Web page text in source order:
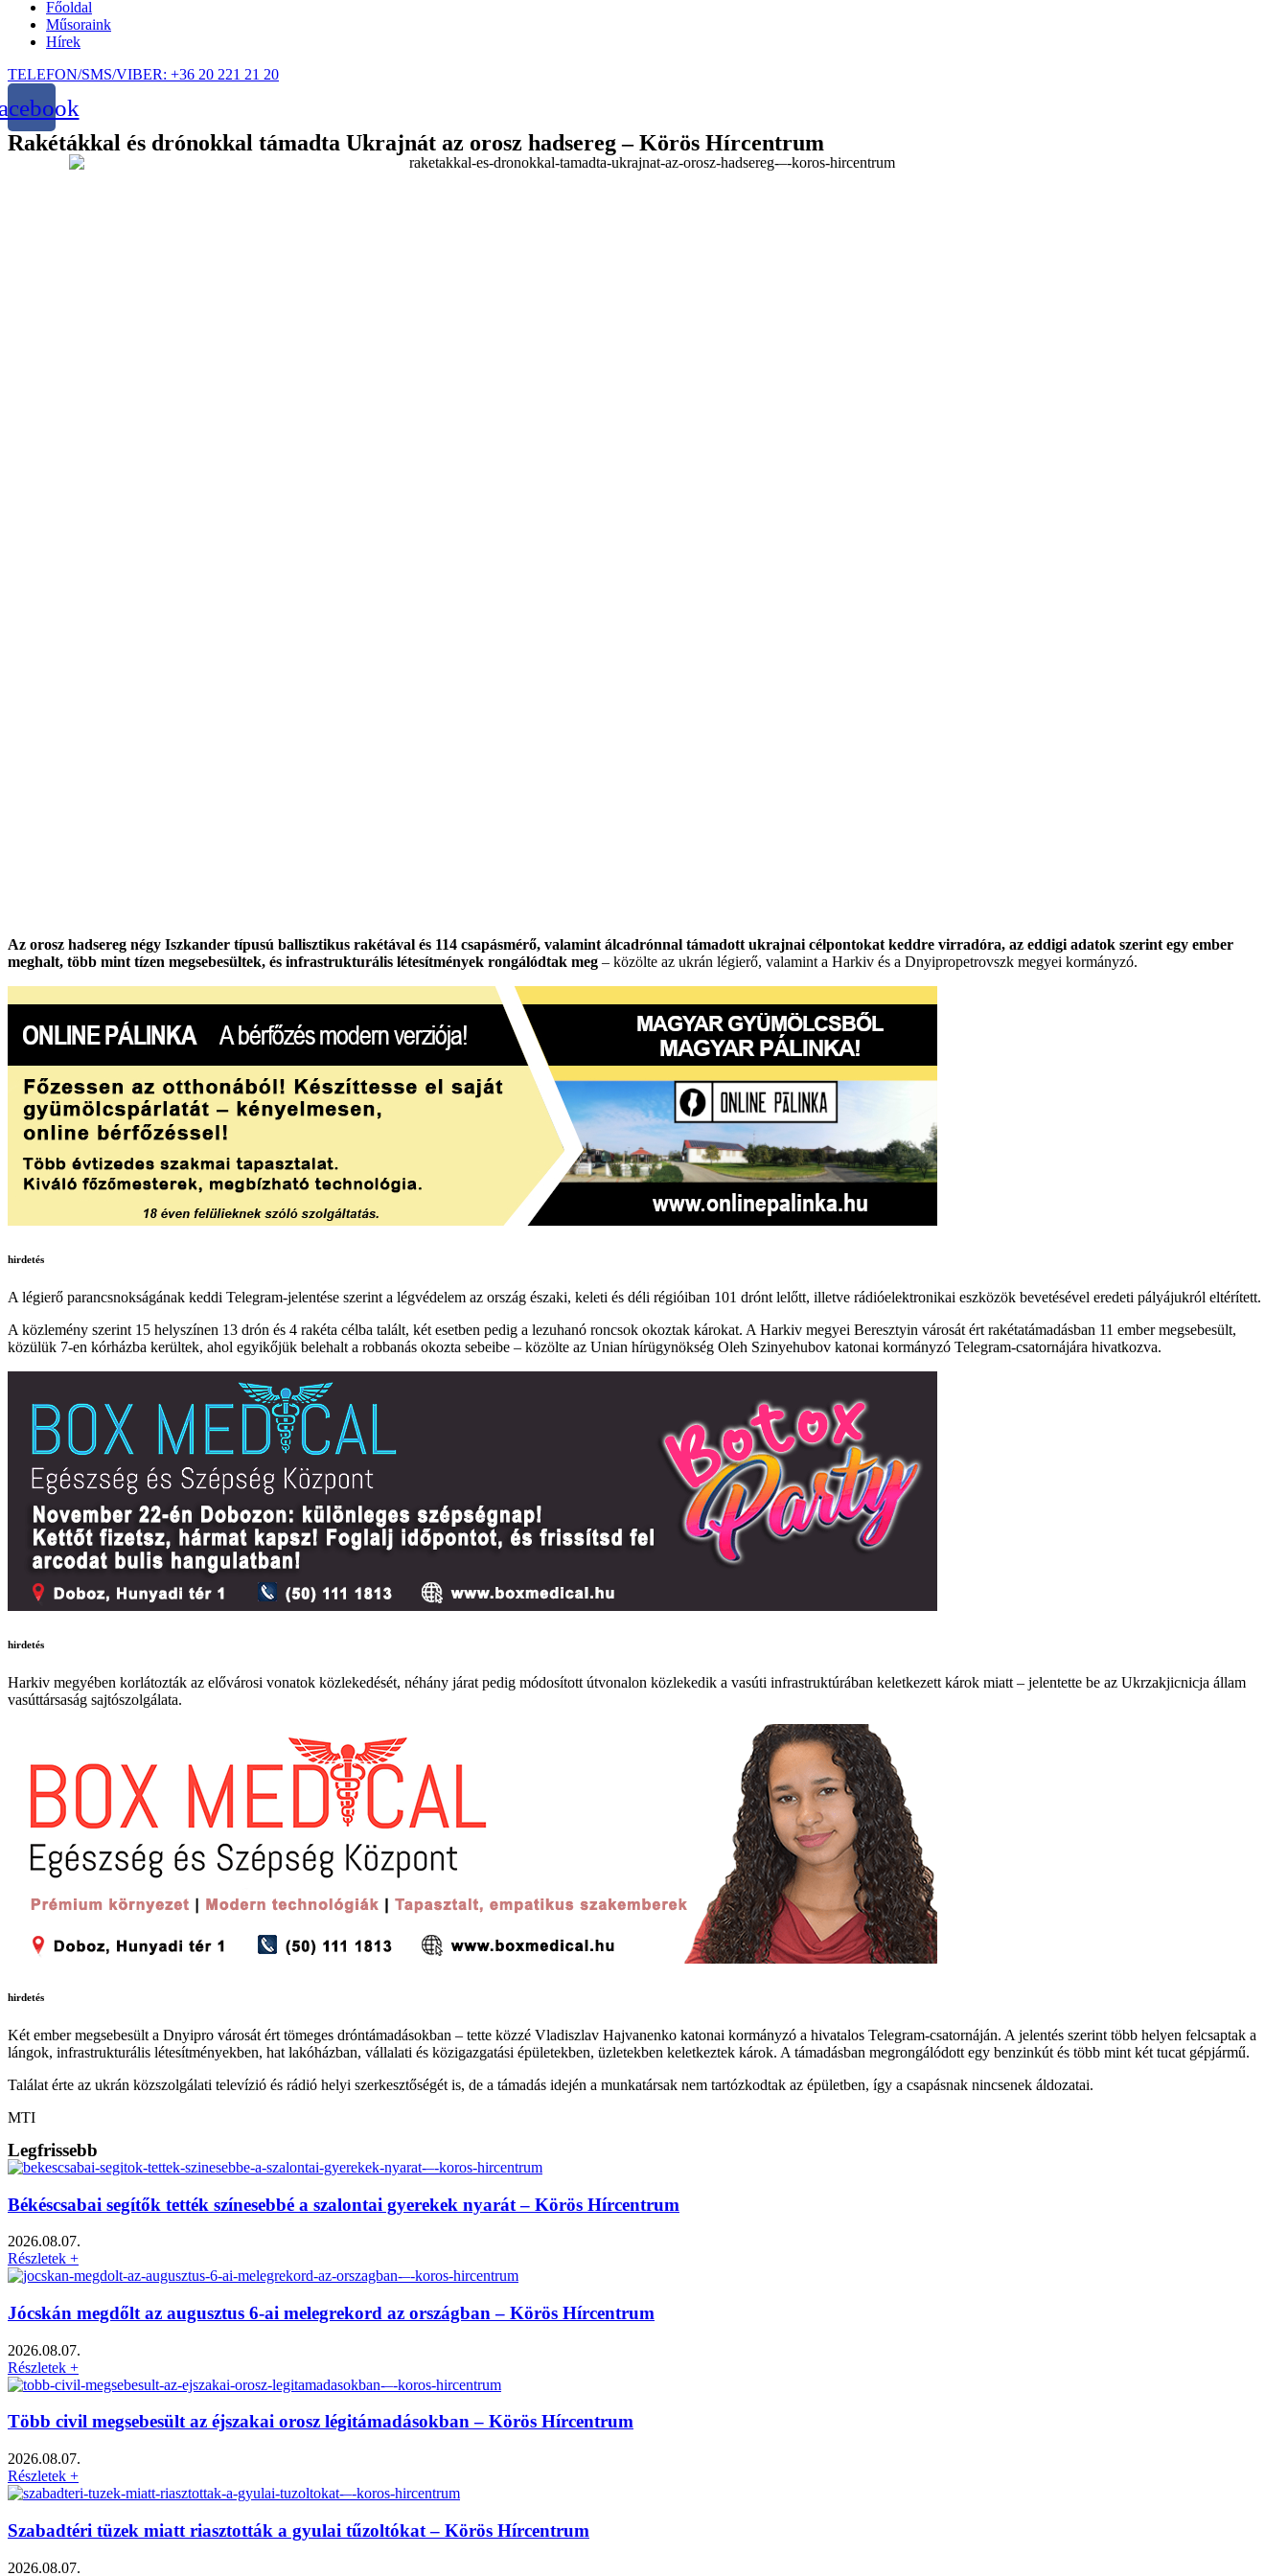
Főoldal
Műsoraink
Hírek
TELEFON/SMS/VIBER: +36 20 221 21 20
Rakétákkal és drónokkal támadta Ukrajnát az orosz hadsereg – Körös Hírcentrum
Az orosz hadsereg négy Iszkander típusú ballisztikus rakétával és 114 csapásmérő, valamint álcadrónnal támadott ukrajnai célpontokat keddre virradóra, az eddigi adatok szerint egy ember
meghalt, több mint tízen megsebesültek, és infrastrukturális létesítmények rongálódtak meg – közölte az ukrán légierő, valamint a Harkiv és a Dnyipropetrovszk megyei kormányzó.
hirdetés
A légierő parancsnokságának keddi Telegram-jelentése szerint a légvédelem az ország északi, keleti és déli régióiban 101 drónt lelőtt, illetve rádióelektronikai eszközök bevetésével eredeti pályájukról eltérített.
A közlemény szerint 15 helyszínen 13 drón és 4 rakéta célba talált, két esetben pedig a lezuhanó roncsok okoztak károkat. A Harkiv megyei Beresztyin városát ért rakétatámadásban 11 ember megsebesült,
közülük 7-en kórházba kerültek, ahol egyikőjük belehalt a robbanás okozta sebeibe – közölte az Unian hírügynökség Oleh Szinyehubov katonai kormányzó Telegram-csatornájára hivatkozva.
hirdetés
Harkiv megyében korlátozták az elővárosi vonatok közlekedését, néhány járat pedig módosított útvonalon közlekedik a vasúti infrastruktúrában keletkezett károk miatt – jelentette be az Ukrzakjicnicja állam
vasúttársaság sajtószolgálata.
hirdetés
Két ember megsebesült a Dnyipro városát ért tömeges dróntámadásokban – tette közzé Vladiszlav Hajvanenko katonai kormányzó a hivatalos Telegram-csatornáján. A jelentés szerint több helyen felcsaptak a
lángok, infrastrukturális létesítményekben, hat lakóházban, vállalati és közigazgatási épületekben, üzletekben keletkeztek károk. A támadásban megrongálódott egy benzinkút és több mint két tucat gépjármű.
Találat érte az ukrán közszolgálati televízió és rádió helyi szerkesztőségét is, de a támadás idején a munkatársak nem tartózkodtak az épületben, így a csapásnak nincsenek áldozatai.
MTI
Legfrissebb
Békéscsabai segítők tették színesebbé a szalontai gyerekek nyarát – Körös Hírcentrum
2026.08.07.
Részletek +
Jócskán megdőlt az augusztus 6-ai melegrekord az országban – Körös Hírcentrum
2026.08.07.
Részletek +
Több civil megsebesült az éjszakai orosz légitámadásokban – Körös Hírcentrum
2026.08.07.
Részletek +
Szabadtéri tüzek miatt riasztották a gyulai tűzoltókat – Körös Hírcentrum
2026.08.07.